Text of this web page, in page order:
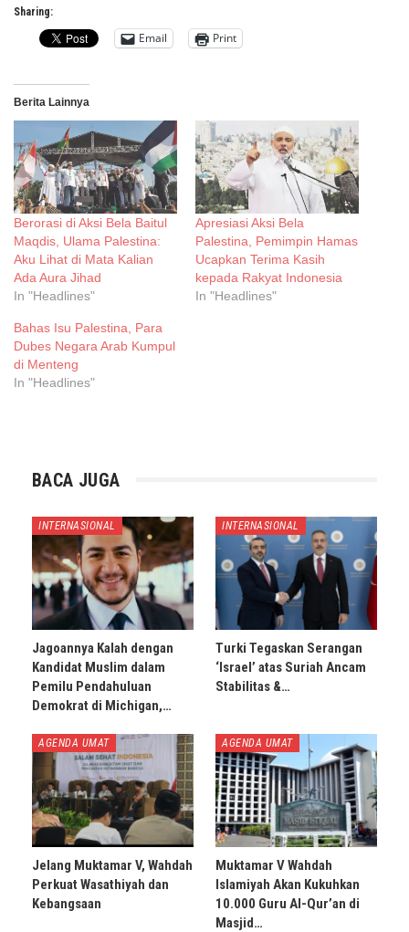
Sharing:
Email Print
Berita Lainnya
Berorasi di Aksi Bela Baitul
Maqdis, Ulama Palestina:
Aku Lihat di Mata Kalian
Ada Aura Jihad
In "Headlines"
Apresiasi Aksi Bela
Palestina, Pemimpin Hamas
Ucapkan Terima Kasih
kepada Rakyat Indonesia
In "Headlines"
Bahas Isu Palestina, Para
Dubes Negara Arab Kumpul
di Menteng
In "Headlines"
BACA JUGA
INTERNASIONAL
Jagoannya Kalah dengan
Kandidat Muslim dalam
Pemilu Pendahuluan
Demokrat di Michigan,…
INTERNASIONAL
Turki Tegaskan Serangan
‘Israel’ atas Suriah Ancam
Stabilitas &…
AGENDA UMAT
Jelang Muktamar V, Wahdah
Perkuat Wasathiyah dan
Kebangsaan
AGENDA UMAT
Muktamar V Wahdah
Islamiyah Akan Kukuhkan
10.000 Guru Al-Qur’an di
Masjid…